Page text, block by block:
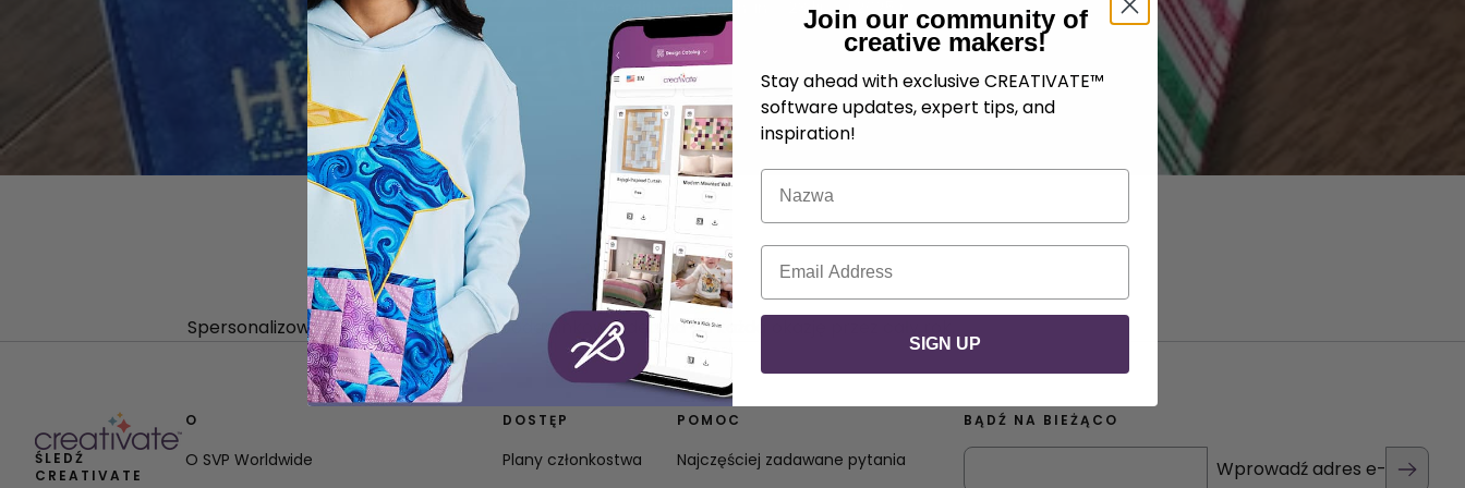
Meredith McClanahan 23 lipca 2025 r.
Spersonalizowana koperta na kartę podarunkową idealna na każdą okazję przez cały rok.
ŚLEDŹ
CREATIVATE
O
O SVP Worldwide
DOSTĘP
Plany członkostwa
POMOC
Najczęściej zadawane pytania
BĄDŹ NA BIEŻĄCO
Wprowadź adres e-
Join our community of
creative makers!
Stay ahead with exclusive CREATIVATE™
software updates, expert tips, and
inspiration!
Nazwa
E-mail
SIGN UP